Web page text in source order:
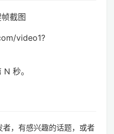
截图
video1?
秒。
，有感兴趣的话题，或者